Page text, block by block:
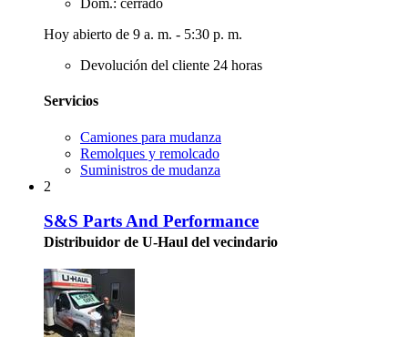
Dom.: cerrado
Hoy abierto de 9 a. m. - 5:30 p. m.
Devolución del cliente 24 horas
Servicios
Camiones para mudanza
Remolques y remolcado
Suministros de mudanza
2
S&S Parts And Performance
Distribuidor de U-Haul del vecindario